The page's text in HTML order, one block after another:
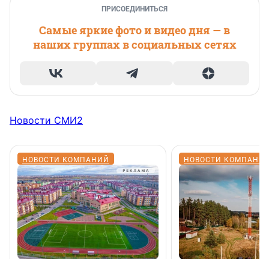
ПРИСОЕДИНИТЬСЯ
Самые яркие фото и видео дня — в
наших группах в социальных сетях
Новости СМИ2
НОВОСТИ КОМПАНИЙ НОВОСТИ